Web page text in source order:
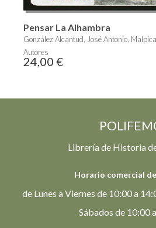
Pensar La Alhambra
González Alcantud, José Antonio,
Autores
24,00 €
Librería de Historia
Horario comercial
de Lunes a Viernes de 10:00 a
Sábados de 10:00